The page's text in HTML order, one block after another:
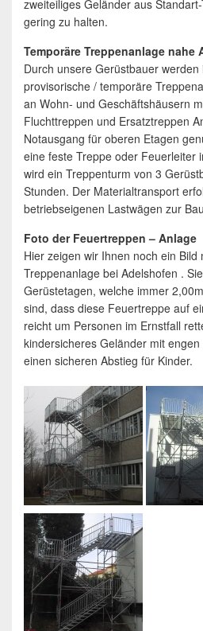
zweiteiliges Geländer aus
gering zu halten.
Temporäre Treppenanlage nahe
Durch unsere Gerüstbauer werden
provisorische / temporäre
an Wohn- und Geschäftshäusern
Fluchttreppen und Ersatztreppen
Notausgang für oberen Etagen
eine feste Treppe oder Feuerleiter
wird ein Treppenturm von 3
Stunden. Der Materialtransport
betriebseigenen Lastwägen zur
Foto der Feuertreppen – Anlage
Hier zeigen wir Ihnen noch ein Bild
Treppenanlage bei Adelshofen .
Gerüstetagen, welche immer
sind, dass diese Feuertreppe auf
reicht um Personen im Ernstfall
kindersicheres Geländer mit
einen sicheren Abstieg für Kinder.